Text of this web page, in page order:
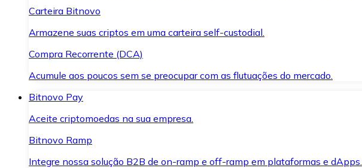
Carteira Bitnovo
Armazene suas criptos em uma carteira self-custodial.
Compra Recorrente (DCA)
Acumule aos poucos sem se preocupar com as flutuações do mercado.
Bitnovo Pay
Aceite criptomoedas na sua empresa.
Bitnovo Ramp
Integre nossa solução B2B de on-ramp e off-ramp em plataformas e dApps.